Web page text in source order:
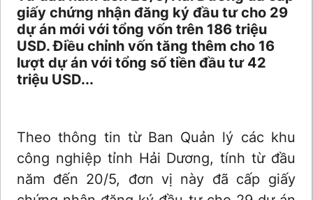
giấy chứng nhận đăng ký đầu tư cho 29
dự án mới với tổng vốn trên 186 triệu
USD. Điều chỉnh vốn tăng thêm cho 16
lượt dự án với tổng số tiền đầu tư 42
triệu USD...
Theo thông tin từ Ban Quản lý các khu
công nghiệp tỉnh Hải Dương, tính từ đầu
năm đến 20/5, đơn vị này đã cấp giấy